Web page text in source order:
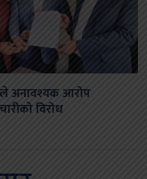
अनावश्यक आरोप
विरोध